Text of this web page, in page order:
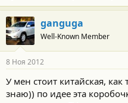
ganguga
Well-Known Member
8 Ноя 2012
У мен стоит китайская,
знаю)) по идее эта